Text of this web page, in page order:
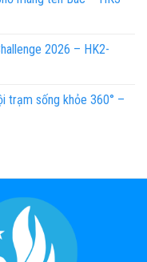
2026 – HK2-
trạm sống khỏe 360° –